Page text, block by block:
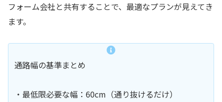
フォーム会社と共有することで、最適なプランが見えてき
ます。
通路幅の基準まとめ
・最低限必要な幅：60cm（通り抜けるだけ）